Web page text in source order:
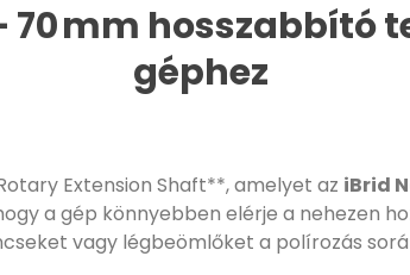
70 mm hosszabbító
géphez
Extension Shaft**, amelyet az iBrid
a gép könnyebben elérje a nehezen
vagy légbeömlőket a polírozás